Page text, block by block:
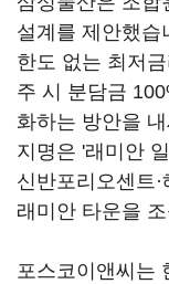
설계를 제안했습
한도 없는 최저
주 시 분담금
화하는 방안을
지명은 '래미안
신반포리오센트
래미안 타운을
포스코이앤씨는